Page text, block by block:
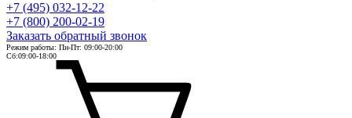
+7 (495) 032-12-22
+7 (800) 200-02-19
Заказать обратный звонок
Режим работы: Пн-Пт: 09:00-20:00
Сб:09:00-18:00